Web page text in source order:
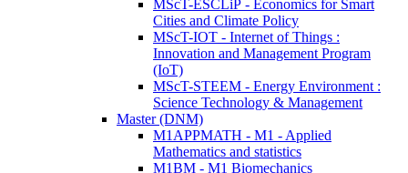
MScT-ESCLiP - Economics for Smart
Cities and Climate Policy
MScT-IOT - Internet of Things :
Innovation and Management Program
(IoT)
MScT-STEEM - Energy Environment :
Science Technology & Management
Master (DNM)
M1APPMATH - M1 - Applied
Mathematics and statistics
M1BM - M1 Biomechanics